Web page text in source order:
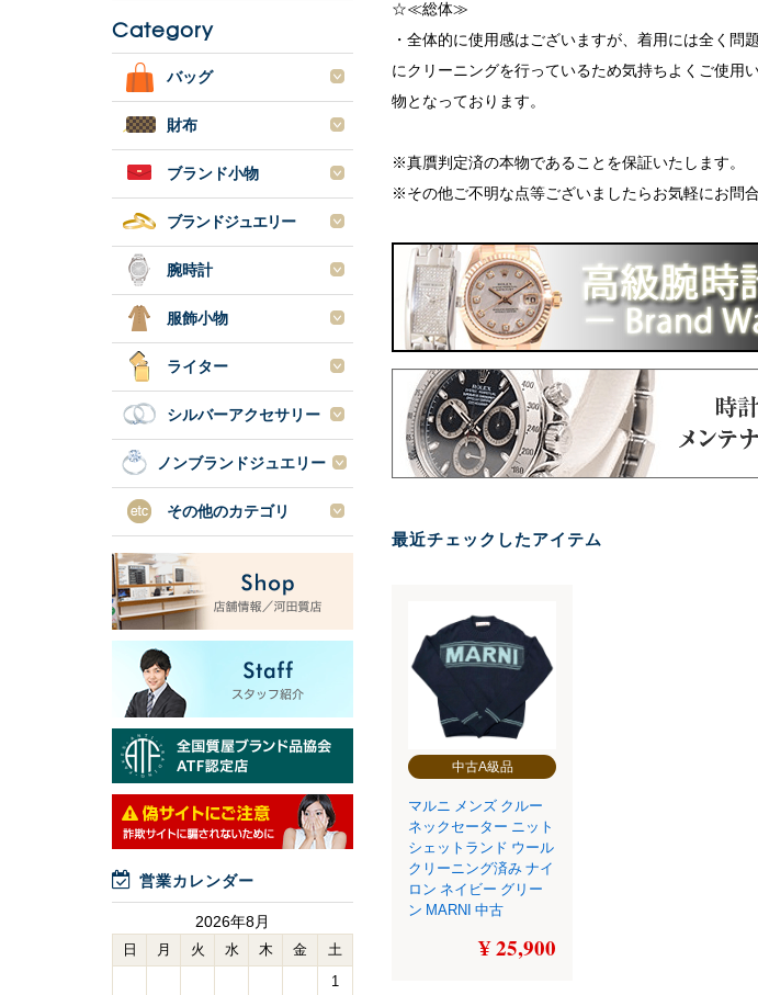
☆≪総体≫
・全体的に使用感はございますが、着用には全く問
にクリーニングを行っているため気持ちよくご使用
物となっております。
※真贋判定済の本物であることを保証いたします。
※その他ご不明な点等ございましたらお気軽にお問合
最近チェックしたアイテム
中古A級品
マルニ メンズ クルー
ネックセーター ニット
シェットランド ウール
クリーニング済み ナイ
ロン ネイビー グリー
ン MARNI 中古
¥ 25,900
Category
バッグ
財布
ブランド小物
ブランドジュエリー
腕時計
服飾小物
ライター
シルバーアクセサリー
ノンブランドジュエリー
その他のカテゴリ
営業カレンダー
2026年8月
日 月 火 水 木 金 土
1